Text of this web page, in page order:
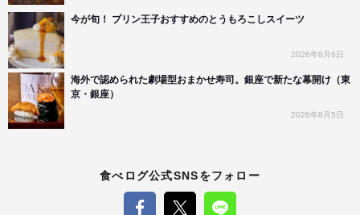
今が旬！ プリン王子おすすめのとうもろこしスイーツ
2026年8月6日
海外で認められた劇場型おまかせ寿司。銀座で新たな幕開け（東
京・銀座）
2026年8月5日
食べログ公式SNSをフォロー